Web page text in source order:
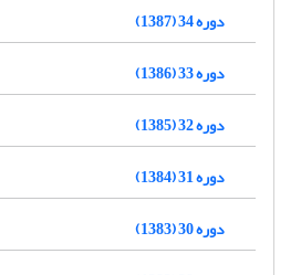
دوره 34 (1387)
دوره 33 (1386)
دوره 32 (1385)
دوره 31 (1384)
دوره 30 (1383)